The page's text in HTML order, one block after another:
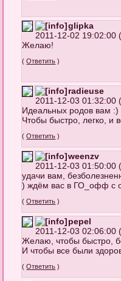
glipka
2011-12-02 19:02:00
Желаю!
(Ответить )
radieuse
2011-12-03 01:32:00
Идеальных родов вам :)
Чтобы быстро, легко, и
(Ответить )
weenzv
2011-12-03 01:50:00
удачи вам,
) ждём вас в ГО_офф с
(Ответить )
pepel
2011-12-03 02:06:00
Желаю, чтобы быстро,
И чтобы все были
(Ответить )